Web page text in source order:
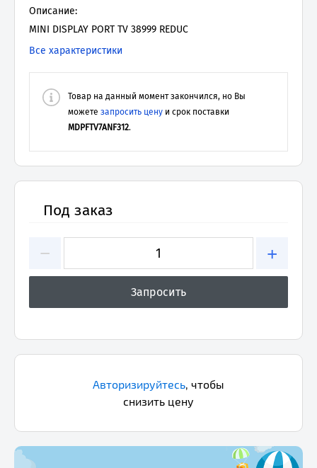
Описание:
MINI DISPLAY PORT TV 38999 REDUC
Все характеристики
Товар на данный момент закончился, но Вы
можете запросить цену и срок поставки
MDPFTV7ANF312.
Под заказ
− +
Авторизируйтесь, чтобы
снизить цену